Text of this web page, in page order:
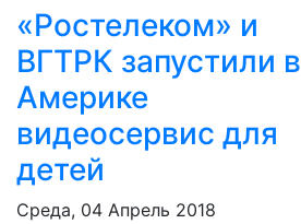
«Ростелеком» и
ВГТРК запустили в
Америке
видеосервис для
детей
Среда, 04 Апрель 2018